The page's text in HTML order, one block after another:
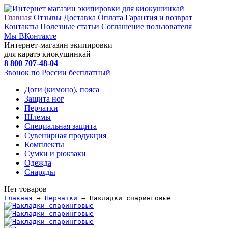
Главная Отзывы Доставка Оплата Гарантия и возврат
Контакты Полезные статьи Соглашение пользователя
Мы ВКонтакте
Интернет-магазин экипировки
для каратэ киокушинкай
8 800 707-48-04
Звонок по России бесплатный
Доги (кимоно), пояса
Защита ног
Перчатки
Шлемы
Специальная защита
Сувенирная продукция
Комплекты
Сумки и рюкзаки
Одежда
Снаряды
Нет товаров
Главная → Перчатки → Накладки спаринговые